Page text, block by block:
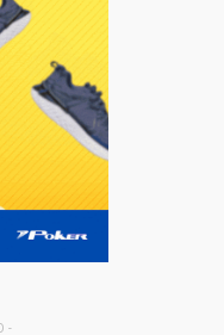
-